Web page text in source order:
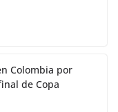
Colombia por
de Copa